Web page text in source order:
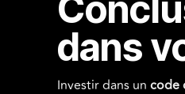
dans
Investir dans un code